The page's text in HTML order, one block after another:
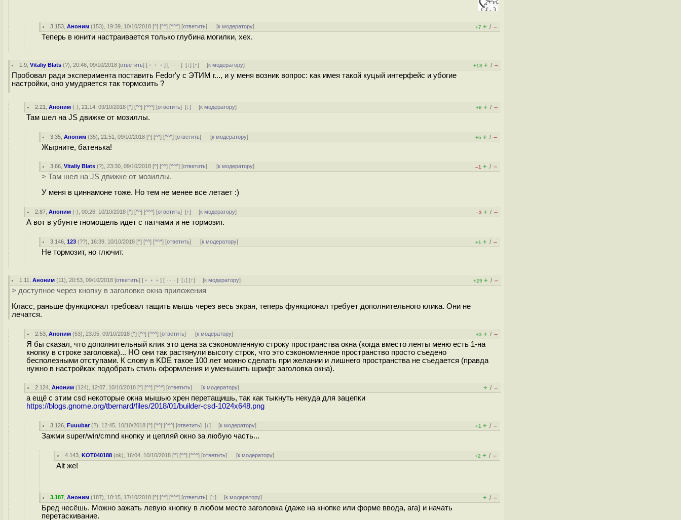
3.153 ,Аноним (153), 19:39, 10/10/2018 [^] [^^] [^^^] [ответить] [к модератору] +7 + / –
Теперь в юнити настраивается только глубина могилки, хех.
1.9 ,Vitaliy Blats (?), 20:46, 09/10/2018 [ответить] [ ﹢﹢﹢] [ · · ·][↓] [↑] [к модератору] +18 + / –
Пробовал ради эксперимента поставить Fedor'у с ЭТИМ г..., и у меня возник вопрос: как имея такой куцый интерфейс и убогие
настройки, оно умудряется так тормозить ?
2.21 ,Аноним (-), 21:14, 09/10/2018 [^] [^^] [^^^] [ответить][↓] [к модератору] +6 + / –
Там шел на JS движке от мозиллы.
3.35 ,Аноним (35), 21:51, 09/10/2018 [^] [^^] [^^^] [ответить] [к модератору] +5 + / –
Жырните, батенька!
3.66 ,Vitaliy Blats (?), 23:30, 09/10/2018 [^] [^^] [^^^] [ответить] [к модератору] –1 + / –
> Там шел на JS движке от мозиллы.
У меня в циннамоне тоже. Но тем не менее все летает :)
2.87 ,Аноним (-), 00:26, 10/10/2018 [^] [^^] [^^^] [ответить][↑] [к модератору] –3 + / –
А вот в убунте гномощель идет с патчами и не тормозит.
3.146 ,123 (??), 16:39, 10/10/2018 [^] [^^] [^^^] [ответить] [к модератору] +1 + / –
Не тормозит, но глючит.
1.11 ,Аноним (11), 20:53, 09/10/2018 [ответить] [ ﹢﹢﹢] [ · · ·][↓] [↑] [к модератору] +29 + / –
> доступное через кнопку в заголовке окна приложения
Класс, раньше функционал требовал тащить мышь через весь экран, теперь функционал требует дополнительного клика. Они не
лечатся.
2.53 ,Аноним (53), 23:05, 09/10/2018 [^] [^^] [^^^] [ответить] [к модератору] +3 + / –
Я бы сказал, что дополнительный клик это цена за сэкономленную строку пространства окна (когда вместо ленты меню есть 1-на
кнопку в строке заголовка)... НО они так растянули высоту строк, что это сэкономленное пространство просто съедено
бесполезными отступами. К слову в KDE такое 100 лет можно сделать при желании и лишнего пространства не съедается (правда
нужно в настройках подобрать стиль оформления и уменьшить шрифт заголовка окна).
2.124 ,Аноним (124), 12:07, 10/10/2018 [^] [^^] [^^^] [ответить] [к модератору] + / –
а ещё с этим csd некоторые окна мышью хрен перетащишь, так как тыкнуть некуда для зацепки
https://blogs.gnome.org/tbernard/files/2018/01/builder-csd-1024x648.png
3.126 ,Fuuubar(?), 12:45, 10/10/2018 [^] [^^] [^^^] [ответить][↓] [к модератору] +1 + / –
Зажми super/win/cmnd кнопку и цепляй окно за любую часть...
4.143 ,KOT040188 (ok), 16:04, 10/10/2018 [^] [^^] [^^^] [ответить] [к модератору] +2 + / –
Alt же!
3.187 ,Аноним (187), 10:15, 17/10/2018 [^] [^^] [^^^] [ответить][↑] [к модератору] + / –
Бред несёшь. Можно зажать левую кнопку в любом месте заголовка (даже на кнопке или форме ввода, ага) и начать
перетаскивание.